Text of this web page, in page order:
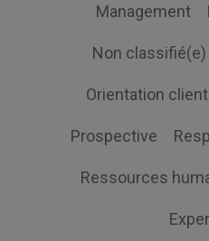
Management
Non classifié(e)
Orientation client
Prospective
Ressources